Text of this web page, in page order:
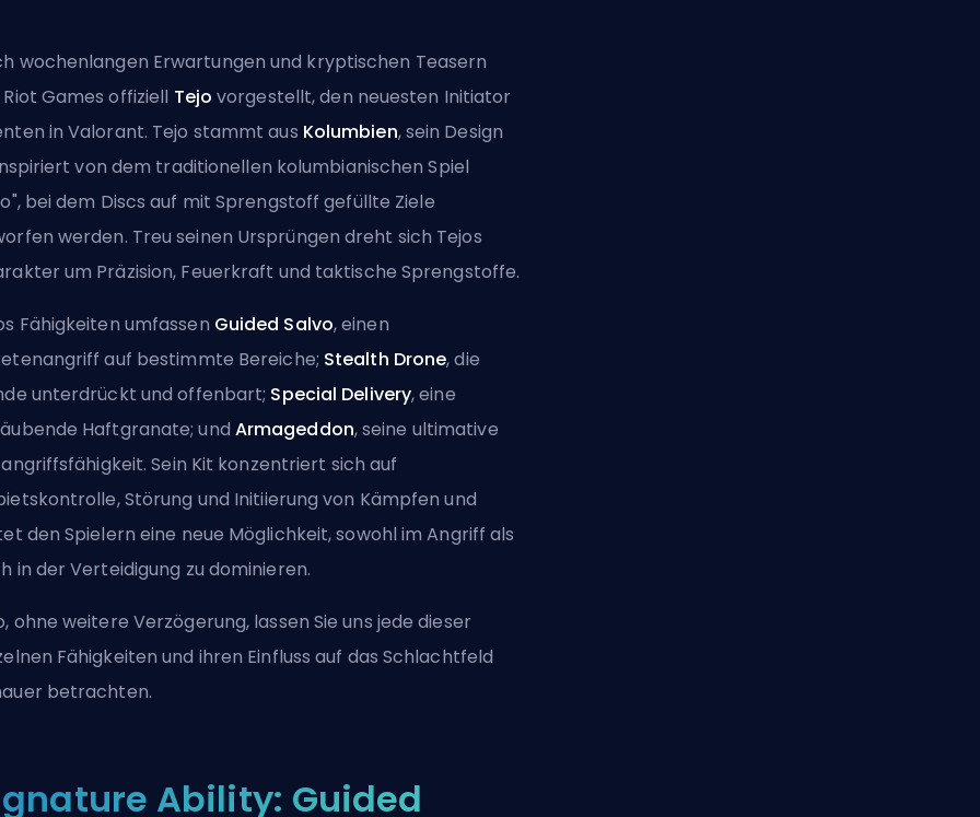
wochenlangen Erwartungen und kryptischen Teasern
Games offiziell Tejo vorgestellt, den neuesten Initiator
in Valorant. Tejo stammt aus Kolumbien, sein Design
von dem traditionellen kolumbianischen Spiel
bei dem Discs auf mit Sprengstoff gefüllte Ziele
werden. Treu seinen Ursprüngen dreht sich Tejos
um Präzision, Feuerkraft und taktische Sprengstoffe.
Fähigkeiten umfassen Guided Salvo, einen
auf bestimmte Bereiche; Stealth Drone, die
unterdrückt und offenbart; Special Delivery, eine
Haftgranate; und Armageddon, seine ultimative
Sein Kit konzentriert sich auf
Störung und Initiierung von Kämpfen und
den Spielern eine neue Möglichkeit, sowohl im Angriff als
in der Verteidigung zu dominieren.
ohne weitere Verzögerung, lassen Sie uns jede dieser
Fähigkeiten und ihren Einfluss auf das Schlachtfeld
betrachten.
Ability: Guided